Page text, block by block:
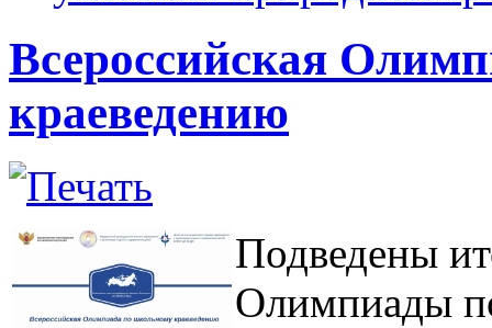
Всероссийская
краеведению
Подведены
Олимпиады